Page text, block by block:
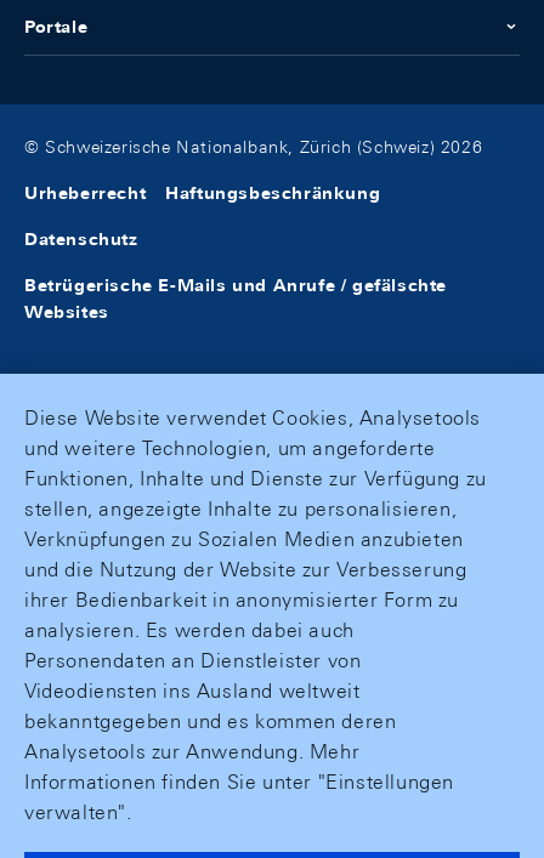
Portale
© Schweizerische Nationalbank, Zürich (Schweiz) 2026
Urheberrecht Haftungsbeschränkung
Datenschutz
Betrügerische E-Mails und Anrufe / gefälschte
Websites
Diese Website verwendet Cookies, Analysetools
und weitere Technologien, um angeforderte
Funktionen, Inhalte und Dienste zur Verfügung zu
stellen, angezeigte Inhalte zu personalisieren,
Verknüpfungen zu Sozialen Medien anzubieten
und die Nutzung der Website zur Verbesserung
ihrer Bedienbarkeit in anonymisierter Form zu
analysieren. Es werden dabei auch
Personendaten an Dienstleister von
Videodiensten ins Ausland weltweit
bekanntgegeben und es kommen deren
Analysetools zur Anwendung. Mehr
Informationen finden Sie unter "Einstellungen
verwalten".